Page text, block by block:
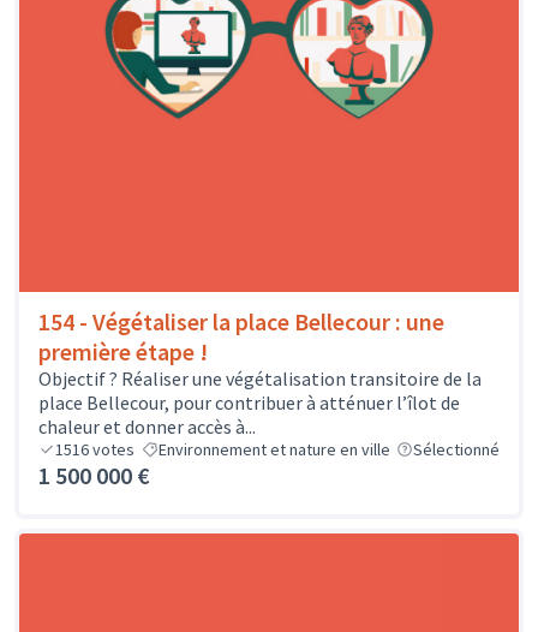
154 - Végétaliser la place Bellecour : une
première étape !
Objectif ? Réaliser une végétalisation transitoire de la
place Bellecour, pour contribuer à atténuer l’îlot de
chaleur et donner accès à...
1516votes Environnement et nature en ville Sélectionné
1 500 000 €